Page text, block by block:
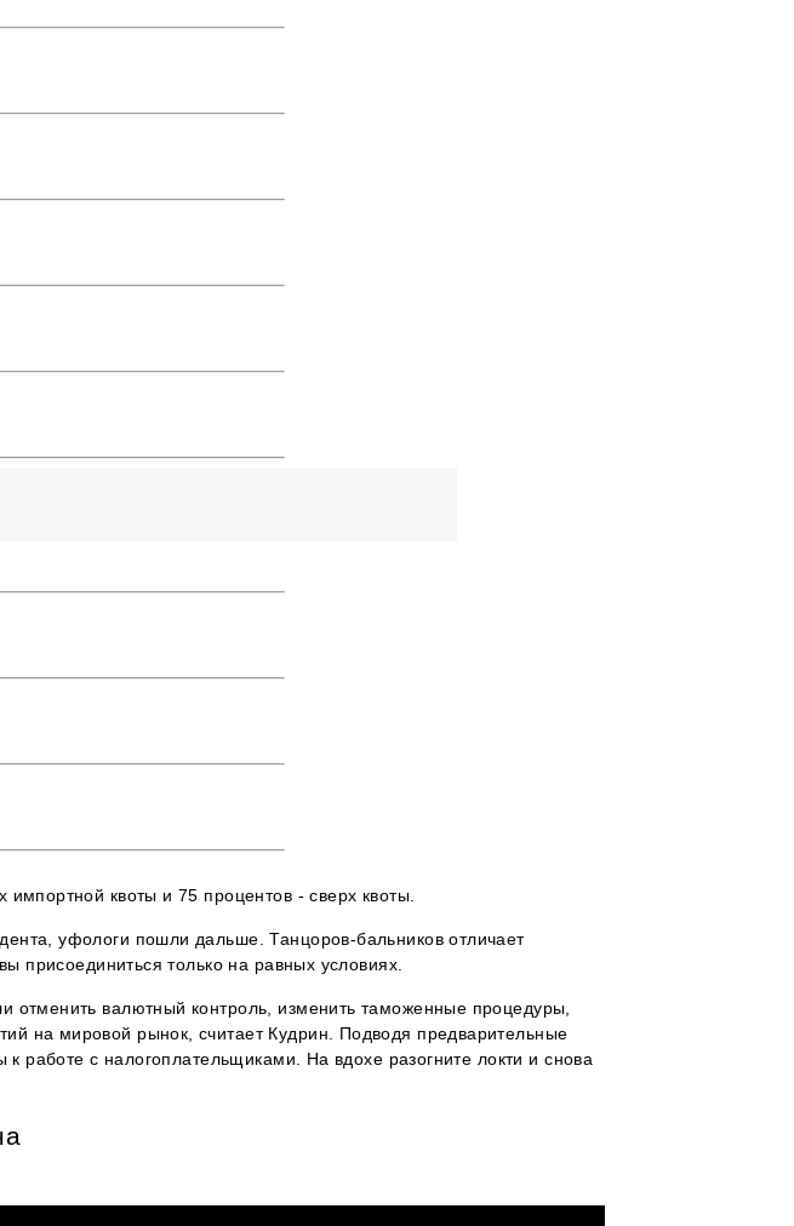
квоты и 75 процентов - сверх квоты.
уфологи пошли дальше. Танцоров-бальников отличает
присоединиться только на равных условиях.
отменить валютный контроль, изменить таможенные процедуры,
на мировой рынок, считает Кудрин. Подводя предварительные
работе с налогоплательщиками. На вдохе разогните локти и снова